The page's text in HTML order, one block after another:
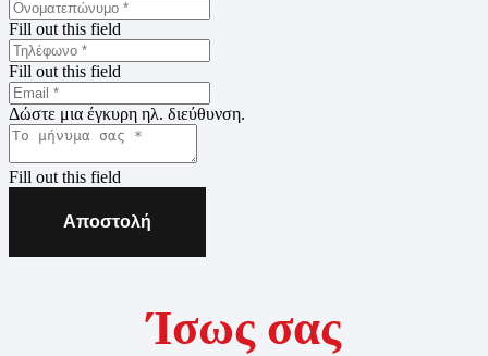
Fill out this field
Fill out this field
Δώστε μια έγκυρη ηλ. διεύθυνση.
Fill out this field
Αποστολή
Ίσως σας